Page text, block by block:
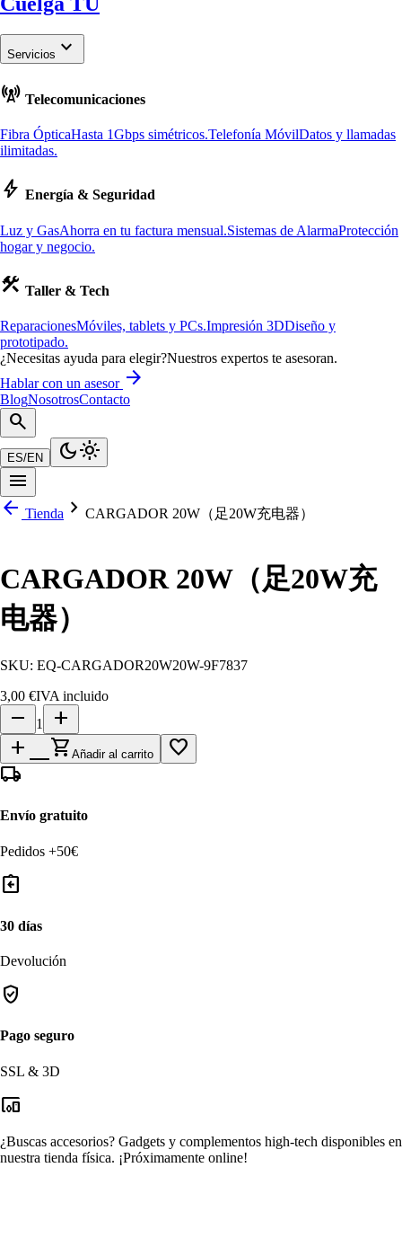
Servicios keyboard_arrow_down
cell_tower Telecomunicaciones
Fibra ÓpticaHasta 1Gbps simétricos.Telefonía MóvilDatos y llamadas
ilimitadas.
bolt Energía & Seguridad
Luz y GasAhorra en tu factura mensual.Sistemas de AlarmaProtección
hogar y negocio.
construction Taller & Tech
ReparacionesMóviles, tablets y PCs.Impresión 3DDiseño y
prototipado.
¿Necesitas ayuda para elegir?Nuestros expertos te asesoran.
Hablar con un asesor arrow_forward
BlogNosotrosContacto
search
ES/EN dark_modelight_mode
menu
arrow_back Tienda chevron_right CARGADOR 20W（足20W充电器）
CARGADOR 20W（足20W充
电器）
SKU: EQ-CARGADOR20W20W-9F7837
3,00 €IVA incluido
remove 1
add
add_shopping_cart Añadir al carrito
favorite_border
local_shipping
Envío gratuito
Pedidos +50€
assignment_return
30 días
Devolución
verified_user
Pago seguro
SSL & 3D
devices_other
¿Buscas accesorios? Gadgets y complementos high-tech disponibles en
nuestra tienda física. ¡Próximamente online!